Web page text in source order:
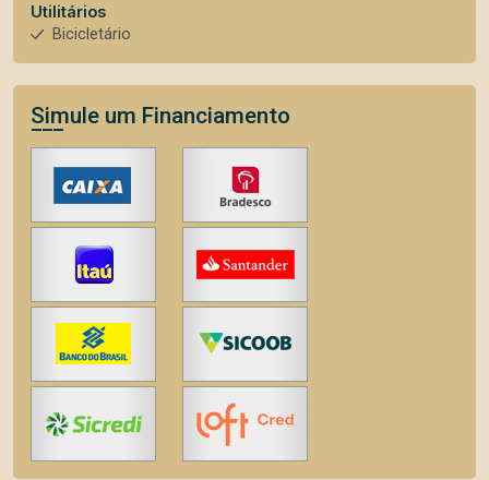
Utilitários
Bicicletário
Simule um Financiamento